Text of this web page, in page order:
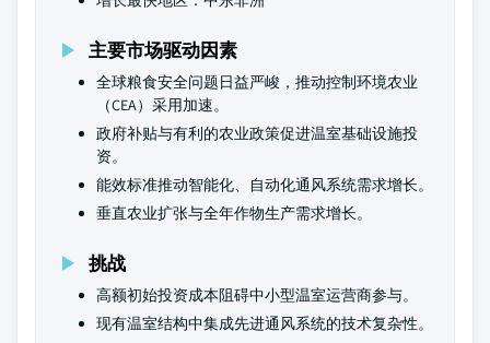
主要市场驱动因素
全球粮食安全问题日益严峻，推动控制环境农业
（CEA）采用加速。
政府补贴与有利的农业政策促进温室基础设施投
资。
能效标准推动智能化、自动化通风系统需求增长。
垂直农业扩张与全年作物生产需求增长。
挑战
高额初始投资成本阻碍中小型温室运营商参与。
现有温室结构中集成先进通风系统的技术复杂性。